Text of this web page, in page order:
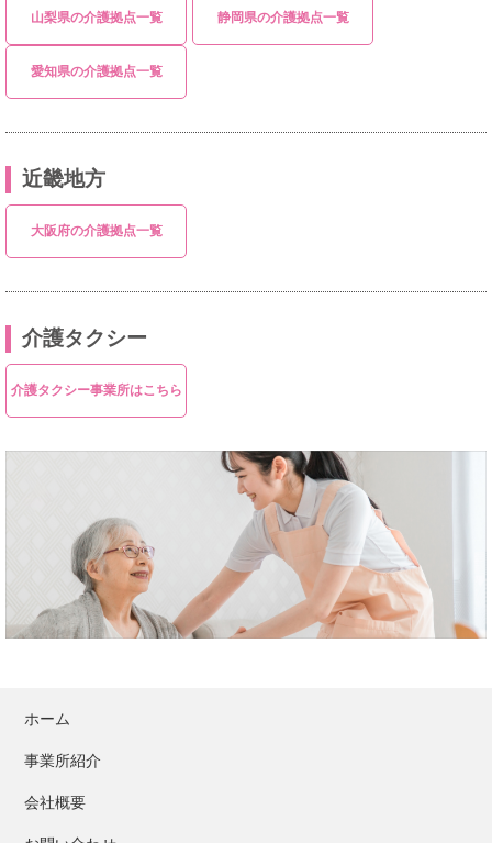
山梨県の介護拠点一覧 静岡県の介護拠点一覧
愛知県の介護拠点一覧
近畿地方
大阪府の介護拠点一覧
介護タクシー
介護タクシー事業所はこちら
ホーム
事業所紹介
会社概要